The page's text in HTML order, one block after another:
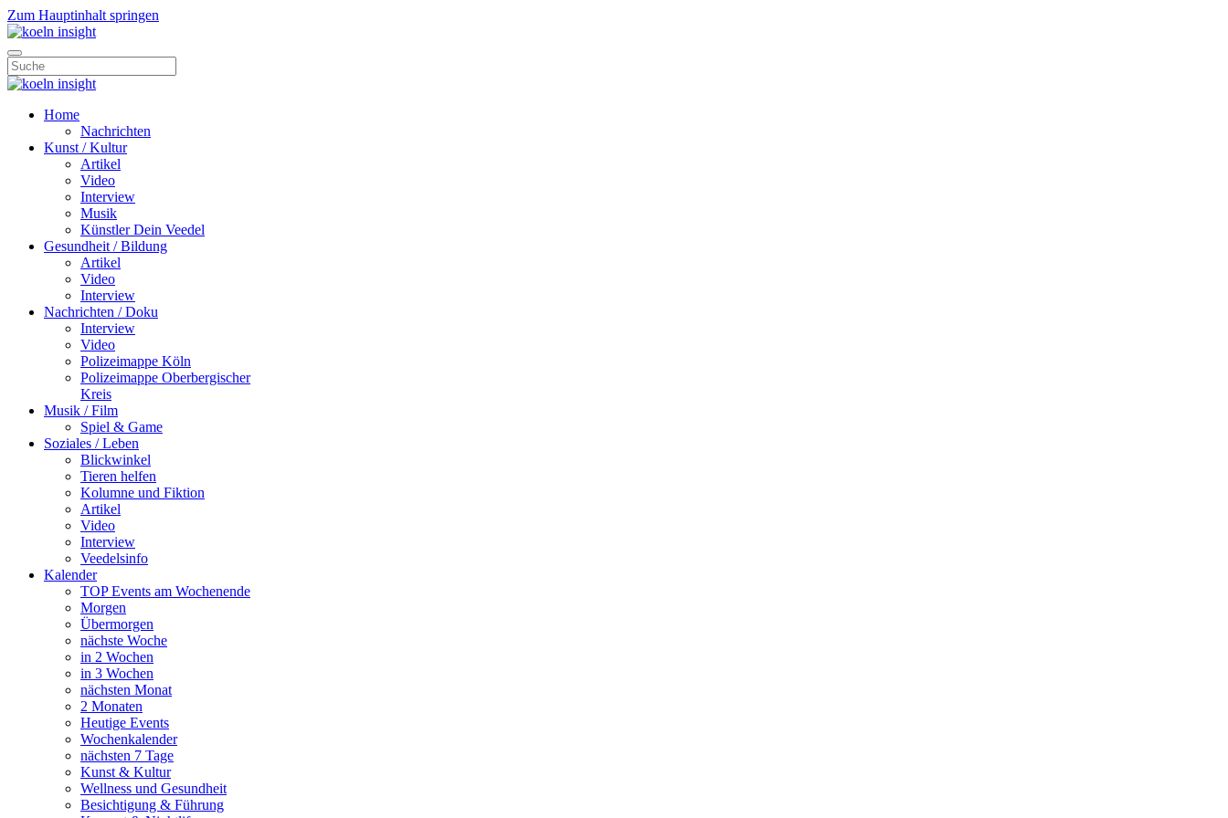
Zum Hauptinhalt springen
Home
Nachrichten
Kunst / Kultur
Artikel
Video
Interview
Musik
Künstler Dein Veedel
Gesundheit / Bildung
Artikel
Video
Interview
Nachrichten / Doku
Interview
Video
Polizeimappe Köln
Polizeimappe Oberbergischer
Kreis
Musik / Film
Spiel & Game
Soziales / Leben
Blickwinkel
Tieren helfen
Kolumne und Fiktion
Artikel
Video
Interview
Veedelsinfo
Kalender
TOP Events am Wochenende
Morgen
Übermorgen
nächste Woche
in 2 Wochen
in 3 Wochen
nächsten Monat
2 Monaten
Heutige Events
Wochenkalender
nächsten 7 Tage
Kunst & Kultur
Wellness und Gesundheit
Besichtigung & Führung